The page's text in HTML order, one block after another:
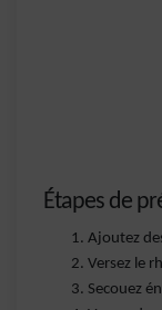
Étapes de
Ajoutez
Versez le
Secouez